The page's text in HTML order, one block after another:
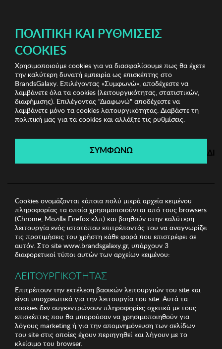
Brokers Ανδρικές Μπλούζες
Ανδρικό Φούτερ
BROKERS
Brokers
Λήγει σε: 00ημέρες | 00ώρες 00λεπτά 00δευτ.
ΠΟΛΙΤΙΚΉ ΚΑΙ ΡΥΘΜΊΣΕΙΣ
COOKIES
Χρησιμοποιούμε cookies για να διασφαλίσουμε πως θα έχετε
την καλύτερη δυνατή εμπειρία ως επισκέπτης στο
BrandsGalaxy. Επιλέγοντας «Συμφωνώ», αποδέχεστε να
λαμβάνετε όλα τα cookies (λειτουργικότητας, στατιστικών,
διαφήμισης). Επιλέγοντας "Διαφωνώ" αποδέχεστε να
λαμβάνετε μόνο τα cookies λειτουργικότητας. Διαβάστε τη
πολιτική μας για τα cookies και αλλάξτε τις ρυθμίσεις.
ΣΥΜΦΩΝΩ
Cookies ονομάζονται κάποια πολύ μικρά αρχεία κειμένου
πληροφορίας τα οποία χρησιμοποιούνται από τους browsers
(Chrome, Mozilla Firefox κλπ) και βοηθούν στην καλύτερη
λειτουργία ενός ιστοτόπου επιτρέποντάς του να αναγνωρίζει
τις προτιμήσεις του χρήστη κάθε φορά που επιστρέφει σε
αυτόν. Στο site www.brandsgalaxy.gr, υπάρχουν 3
διαφορετικοί τύποι αυτών των αρχείων κειμένου:
ΛΕΙΤΟΥΡΓΙΚΟΤΗΤΑΣ
Επιτρέπουν την εκτέλεση βασικών λειτουργιών του site και
είναι υποχρεωτικά για την λειτουργία του site. Αυτά τα
cookies δεν συγκεντρώνουν πληροφορίες σχετικά με τους
επισκέπτες που θα μπορούσαν να χρησιμοποιηθούν για
λόγους marketing ή για την απομνημόνευση των σελίδων
του site στις οποίες έχουν περιηγηθεί και λήγουν με το
κλείσιμο του browser.